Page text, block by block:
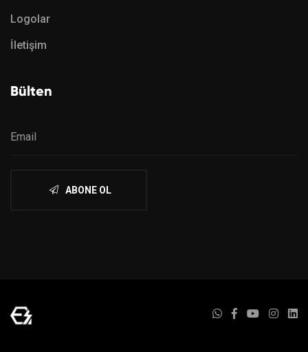
Logolar
İletişim
Bülten
ABONE OL